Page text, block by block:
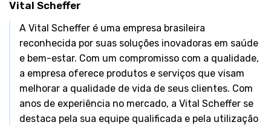
Vital Scheffer
A Vital Scheffer é uma empresa brasileira
reconhecida por suas soluções inovadoras em saúde
e bem-estar. Com um compromisso com a qualidade,
a empresa oferece produtos e serviços que visam
melhorar a qualidade de vida de seus clientes. Com
anos de experiência no mercado, a Vital Scheffer se
destaca pela sua equipe qualificada e pela utilização